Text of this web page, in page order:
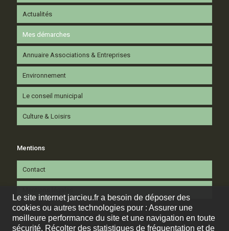
Actualités
Mes démarches
Annuaire Associations & Entreprises
Environnement
Le conseil municipal
Culture & Loisirs
Mentions
Contact
Le site internet jarcieu.fr a besoin de déposer des
cookies ou autres technologies pour : Assurer une
meilleure performance du site et une navigation en toute
sécurité. Récolter des statistiques de fréquentation et de